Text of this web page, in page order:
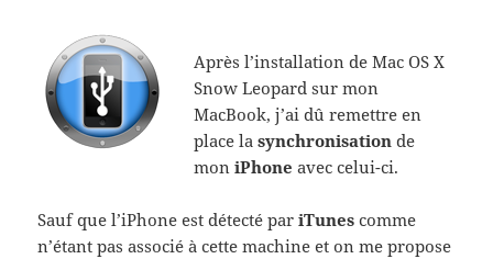
Après l’installation de Mac OS X
Snow Leopard sur mon
MacBook, j’ai dû remettre en
place lasynchronisation de
moniPhone avec celui-ci.
Sauf que l’iPhone est détecté pariTunes comme
n’étant pas associé à cette machine et on me propose